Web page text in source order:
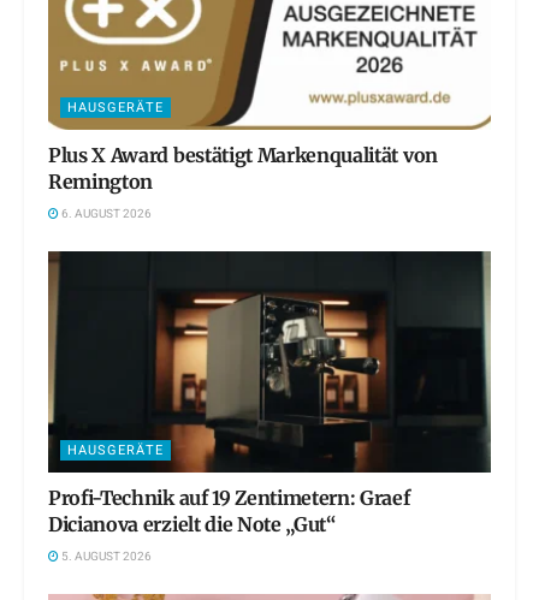
HAUSGERÄTE
Plus X Award bestätigt Markenqualität von
Remington
6. AUGUST 2026
HAUSGERÄTE
Profi-Technik auf 19 Zentimetern: Graef
Dicianova erzielt die Note „Gut“
5. AUGUST 2026